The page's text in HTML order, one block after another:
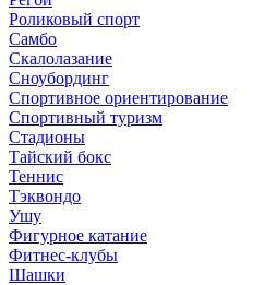
Роликовый спорт
Самбо
Скалолазание
Сноубординг
Спортивное ориентирование
Спортивный туризм
Стадионы
Тайский бокс
Теннис
Тэквондо
Ушу
Фигурное катание
Фитнес-клубы
Шашки